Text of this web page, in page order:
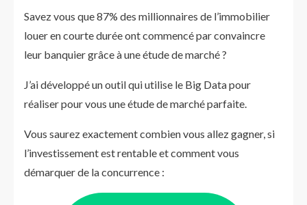
Savez vous que 87% des millionnaires de l’immobilier
louer en courte durée ont commencé par convaincre
leur banquier grâce à une étude de marché ?
J’ai développé un outil qui utilise le Big Data pour
réaliser pour vous une étude de marché parfaite.
Vous saurez exactement combien vous allez gagner, si
l’investissement est rentable et comment vous
démarquer de la concurrence :